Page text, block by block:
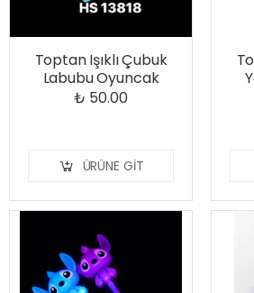
Toptan Işıklı Çubuk
Labubu Oyuncak
₺ 50.00
ÜRÜNE GIT